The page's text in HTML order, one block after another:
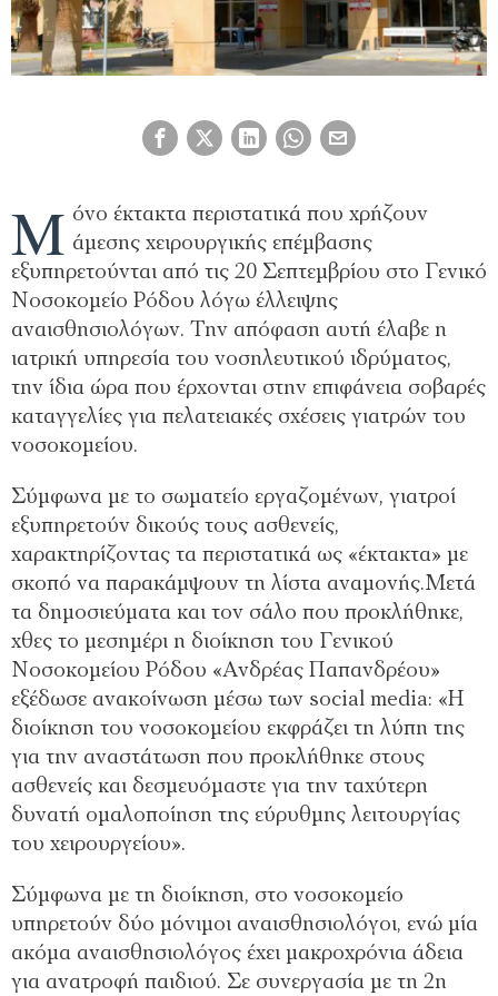
Μ όνο έκτακτα περιστατικά που χρήζουν
άμεσης χειρουργικής επέμβασης
εξυπηρετούνται από τις 20 Σεπτεμβρίου στο Γενικό
Νοσοκομείο Ρόδου λόγω έλλειψης
αναισθησιολόγων. Την απόφαση αυτή έλαβε η
ιατρική υπηρεσία του νοσηλευτικού ιδρύματος,
την ίδια ώρα που έρχονται στην επιφάνεια σοβαρές
καταγγελίες για πελατειακές σχέσεις γιατρών του
νοσοκομείου.
Σύμφωνα με το σωματείο εργαζομένων, γιατροί
εξυπηρετούν δικούς τους ασθενείς,
χαρακτηρίζοντας τα περιστατικά ως «έκτακτα» με
σκοπό να παρακάμψουν τη λίστα αναμονής.Μετά
τα δημοσιεύματα και τον σάλο που προκλήθηκε,
χθες το μεσημέρι η διοίκηση του Γενικού
Νοσοκομείου Ρόδου «Ανδρέας Παπανδρέου»
εξέδωσε ανακοίνωση μέσω των social media: «Η
διοίκηση του νοσοκομείου εκφράζει τη λύπη της
για την αναστάτωση που προκλήθηκε στους
ασθενείς και δεσμευόμαστε για την ταχύτερη
δυνατή ομαλοποίηση της εύρυθμης λειτουργίας
του χειρουργείου».
Σύμφωνα με τη διοίκηση, στο νοσοκομείο
υπηρετούν δύο μόνιμοι αναισθησιολόγοι, ενώ μία
ακόμα αναισθησιολόγος έχει μακροχρόνια άδεια
για ανατροφή παιδιού. Σε συνεργασία με τη 2η